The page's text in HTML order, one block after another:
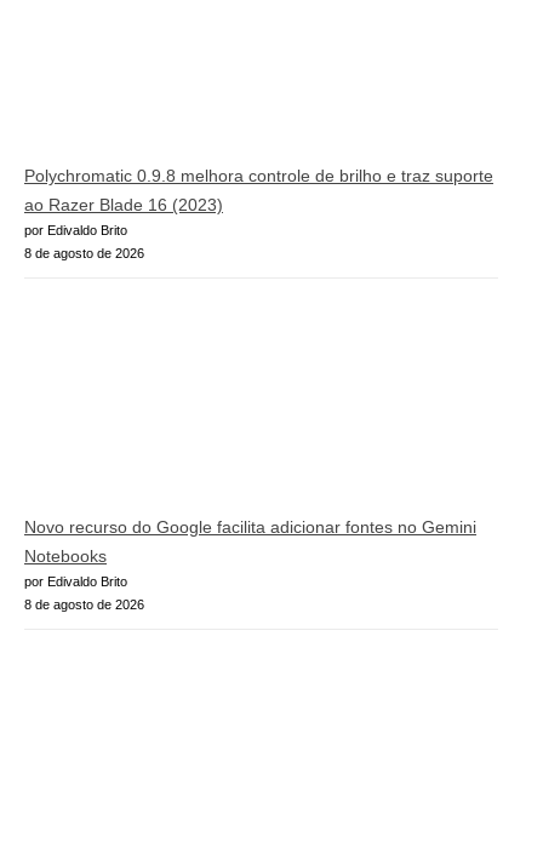
Polychromatic 0.9.8 melhora controle de brilho e traz suporte
ao Razer Blade 16 (2023)
por Edivaldo Brito
8 de agosto de 2026
Novo recurso do Google facilita adicionar fontes no Gemini
Notebooks
por Edivaldo Brito
8 de agosto de 2026